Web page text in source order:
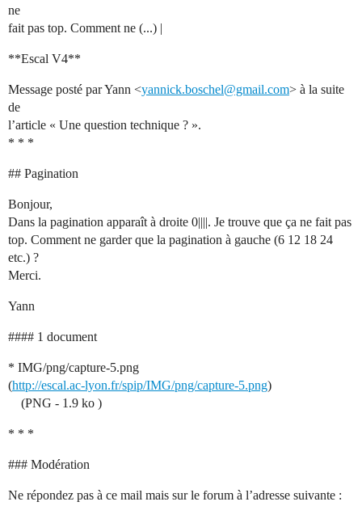
ne
fait pas top. Comment ne (...) |
**Escal V4**
Message posté par Yann <yannick.boschel@gmail.com> à la suite
de
l’article « Une question technique ? ».
* * *
## Pagination
Bonjour,
Dans la pagination apparaît à droite 0||||. Je trouve que ça ne fait pas
top. Comment ne garder que la pagination à gauche (6 12 18 24
etc.) ?
Merci.
Yann
#### 1 document
* IMG/png/capture-5.png
(http://escal.ac-lyon.fr/spip/IMG/png/capture-5.png)
(PNG - 1.9 ko )
* * *
### Modération
Ne répondez pas à ce mail mais sur le forum à l’adresse suivante :